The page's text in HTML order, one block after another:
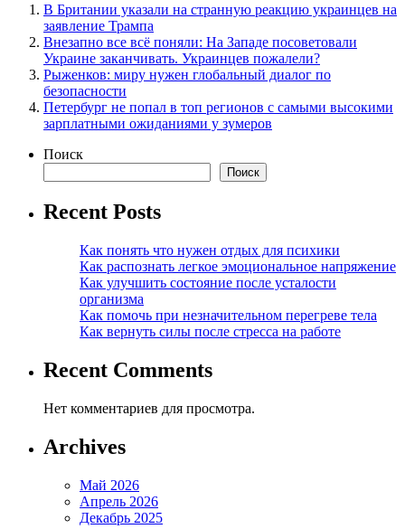
В Британии указали на странную реакцию украинцев на
заявление Трампа
Внезапно все всё поняли: На Западе посоветовали
Украине заканчивать. Украинцев пожалели?
Рыженков: миру нужен глобальный диалог по
безопасности
Петербург не попал в топ регионов с самыми высокими
зарплатными ожиданиями у зумеров
Поиск
Поиск
Recent Posts
Как понять что нужен отдых для психики
Как распознать легкое эмоциональное напряжение
Как улучшить состояние после усталости
организма
Как помочь при незначительном перегреве тела
Как вернуть силы после стресса на работе
Recent Comments
Нет комментариев для просмотра.
Archives
Май 2026
Апрель 2026
Декабрь 2025